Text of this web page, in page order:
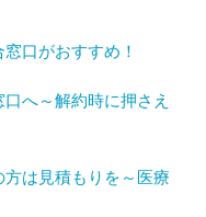
口がおすすめ！
へ～解約時に押さえ
は見積もりを～医療